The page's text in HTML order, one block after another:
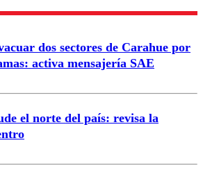
dos sectores de Carahue por
activa mensajería SAE
el norte del país: revisa la